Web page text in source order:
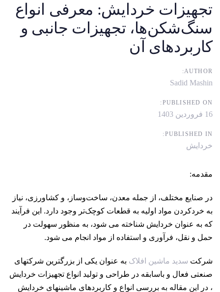
تجهیزات خردایش: معرفی انواع
سنگ‌شکن‌ها، تجهیزات جانبی و
کاربردهای آن
AUTHOR:
Sadid Mashin
PUBLISHED ON:
16 فروردین 1403
PUBLISHED IN:
خردایش
مقدمه:
در صنایع مختلف، از جمله معدن، ساخت‌وساز، و کشاورزی، نیاز
به خردکردن مواد اولیه به قطعات کوچک‌تر وجود دارد. این فرآیند
که به عنوان خردایش شناخته می شود، به منظور سهولت در
حمل و نقل، فرآوری و استفاده از مواد انجام می شود.
شرکت سدید ماشین افلاک به عنوان یکی از بزرگترین شرکتهای
صنعتی فعال و باسابقه در طراحی و تولید انواع تجهیزات خردایش
، در این مقاله به بررسی انواع و کاربردهای ماشینهای خردایش